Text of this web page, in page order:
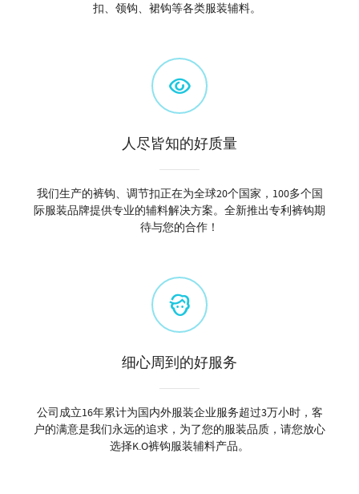
扣、领钩、裙钩等各类服装辅料。
人尽皆知的好质量
我们生产的裤钩、调节扣正在为全球20个国家，100多个国
际服装品牌提供专业的辅料解决方案。全新推出专利裤钩期
待与您的合作！
细心周到的好服务
公司成立16年累计为国内外服装企业服务超过3万小时，客
户的满意是我们永远的追求，为了您的服装品质，请您放心
选择K.O裤钩服装辅料产品。